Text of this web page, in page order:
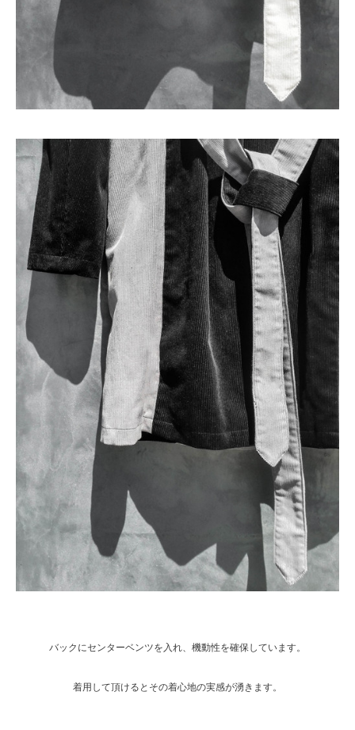
バックにセンターベンツを入れ、機動性を確保しています。
着用して頂けるとその着心地の実感が湧きます。